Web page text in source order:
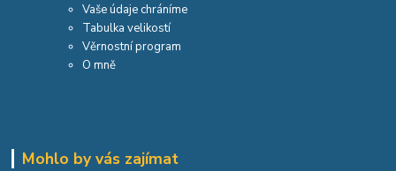
Vaše údaje chráníme
Tabulka velikostí
Věrnostní program
O mně
Mohlo by vás zajímat